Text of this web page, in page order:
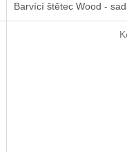
Barvící štětec Wood -